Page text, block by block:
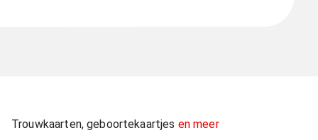
Trouwkaarten, geboortekaartjes en meer